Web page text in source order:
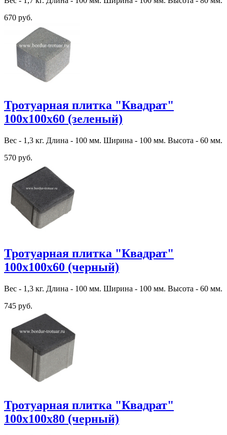
670 руб.
Тротуарная плитка "Квадрат"
100х100х60 (зеленый)
Вес - 1,3 кг. Длина - 100 мм. Ширина - 100 мм. Высота - 60 мм.
570 руб.
Тротуарная плитка "Квадрат"
100х100х60 (черный)
Вес - 1,3 кг. Длина - 100 мм. Ширина - 100 мм. Высота - 60 мм.
745 руб.
Тротуарная плитка "Квадрат"
100х100х80 (черный)